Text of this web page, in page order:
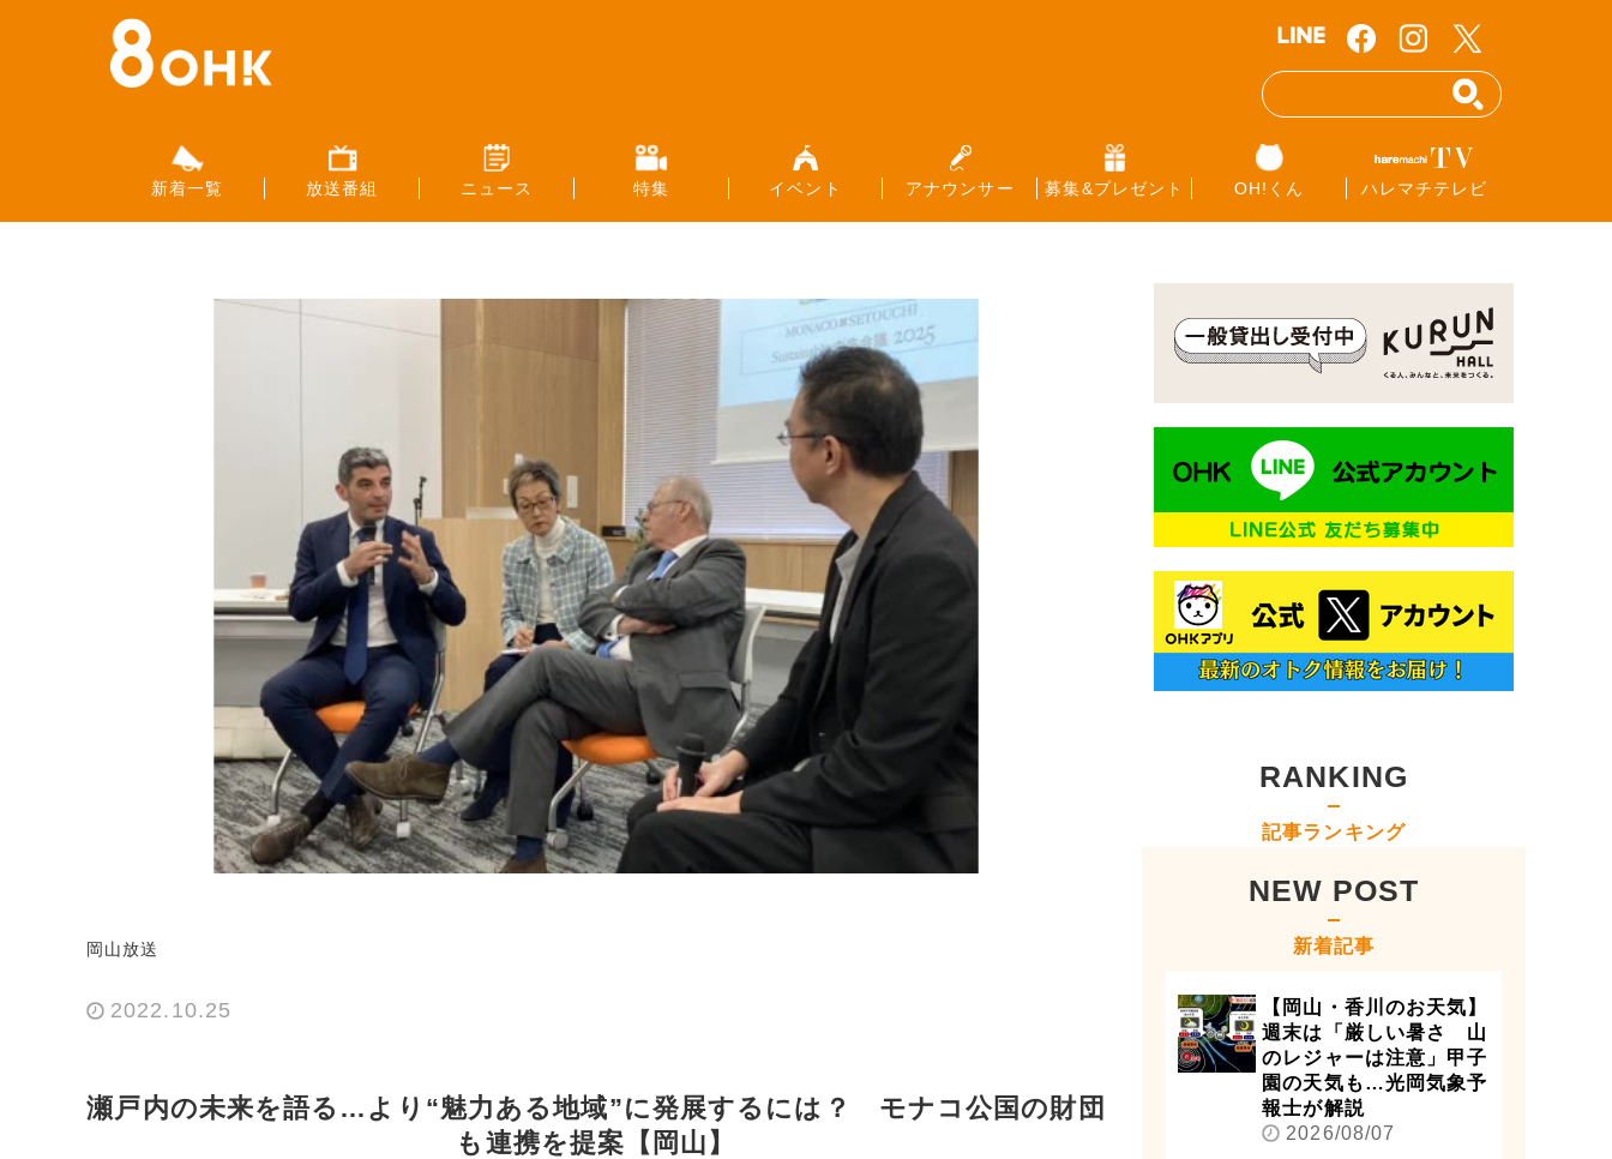
新着一覧 放送番組 ニュース 特集 イベント アナウンサー 募集&プレゼント OH!くん ハレマチテレビ
岡山放送
2022.10.25
瀬戸内の未来を語る…より“魅力ある地域”に発展するには？ モナコ公国の財団
も連携を提案【岡山】
RANKING
記事ランキング
NEW POST
新着記事
【岡山・香川のお天気】
週末は「厳しい暑さ 山
のレジャーは注意」甲子
園の天気も…光岡気象予
報士が解説
2026/08/07